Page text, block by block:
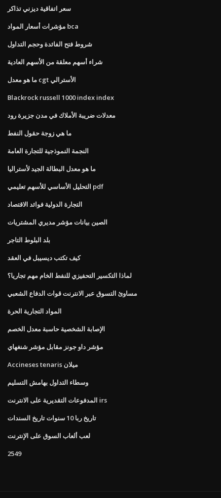
سعر اتفاقية ديزني تذاكر
مؤشرات أسعار المواد bca
شروط فتح الفائدة وحجم التداول
شراء أسهم معلقة من الأسهم العادية
ما هو معدل cgt الأسترالي
Blackrock russell 1000 index index
معدلات ضريبة الأملاك في مدن جزيرة رود
ما هي زوجة حقول النفط
النجمة النموذجية للتجارة العامة
ما هو معدل البطالة الجيد لأستراليا
التحليل الأساسي للأسهم تعليمي pdf
التجارة الدولية فوائد الاقتصاد
الصين بيانات مؤشر مديري المشتريات
بلد البلوط التاجر
كيف تكتب ديسيبل في العقد
لماذا التكسير التحفيزي للنفط الخام مهم تجاريا؟
مساوئ التسوق عبر الانترنت قوات الدفاع الشعبي
المواد التجارية الحرة
الإصابة الشخصية حاسبة معدل الخصم
مؤشر داو جونز مقابل مؤشر شنغهاي
Accineses tenaris ميلان
وسطاء التداول بهامش التسليم
المدفوعات التقديرية على الانترنت irs
تاريخ ربا 10 سنوات تاريخ السندات
لعب ألعاب السوق على الإنترنت
2549